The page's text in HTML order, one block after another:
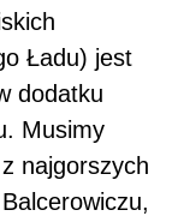
Ładu) jest
dodatku
Musimy
najgorszych